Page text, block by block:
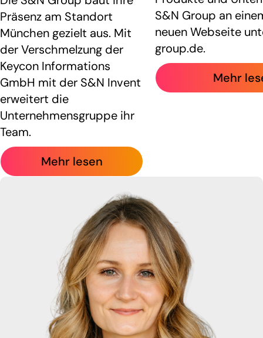
Präsenz am Standort
München gezielt aus. Mit
der Verschmelzung der
Keycon Informations
GmbH mit der S&N Invent
erweitert die
Unternehmensgruppe ihr
Team.
Mehr lesen
S&N Group an
neuen Webseite
group.de.
Mehr